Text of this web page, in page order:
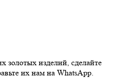
золотых изделий, сделайте
их нам на WhatsApp.